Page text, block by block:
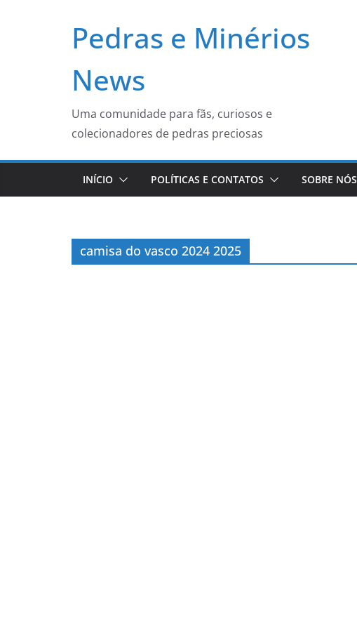
Pedras e Minérios
News
Uma comunidade para fãs, curiosos e
colecionadores de pedras preciosas
INÍCIO POLÍTICAS E CONTATOS SOBRE NÓS
camisa do vasco 2024 2025